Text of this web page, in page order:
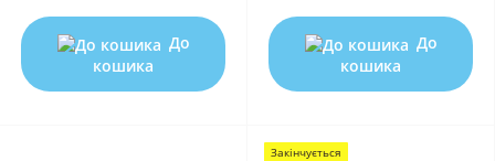
До
кошика
До
кошика
Закінчується